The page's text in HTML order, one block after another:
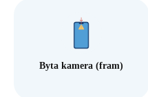
Byta kamera (fram)